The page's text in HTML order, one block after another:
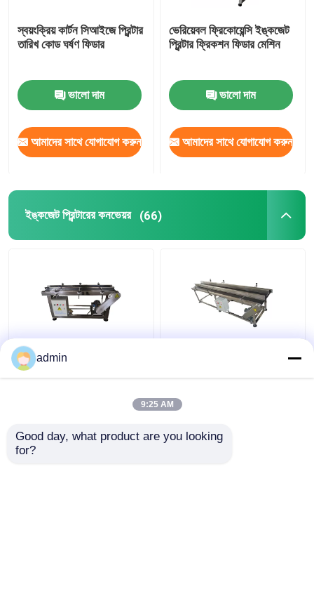
স্বয়ংক্রিয় কার্টন সিআইজে প্রিন্টার
তারিখ কোড ঘর্ষণ ফিডার
ভালো দাম
আমাদের সাথে যোগাযোগ করুন
ভেরিয়েবল ফ্রিকোয়েন্সি ইঙ্কজেট
প্রিন্টার ফ্রিকশন ফিডার মেশিন
ভালো দাম
আমাদের সাথে যোগাযোগ করুন
ইঙ্কজেট প্রিন্টারের কনভেয়র (66)
ফার্মেসি ইলেকট্রনিক্স রাসায়নিক
প্রকৌশল 60W ইঙ্কজেট
YG-SP02-H কোডিং কনভেয়র
admin
9:25 AM
Good day, what product are you looking
for?